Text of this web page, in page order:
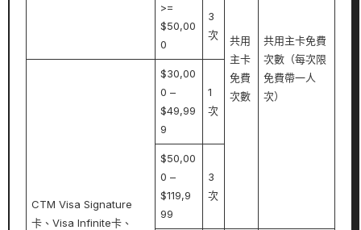
共用
主卡
免費
次數
共用主卡免費
次數（每次限
免費帶一人
次）
>=
$50,00
0
3
次
CTM Visa Signature
卡、Visa Infinite卡、
$30,00
0 –
$49,99
9
1
次
$50,00
0 –
$119,9
99
3
次